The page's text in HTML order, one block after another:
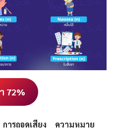
72%
การถอดเสียง
ความหมาย